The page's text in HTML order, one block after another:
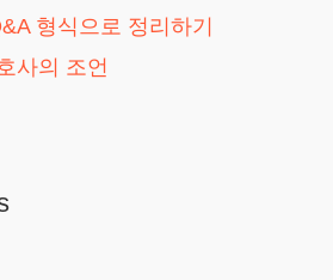
형식으로 정리하기
사의 조언